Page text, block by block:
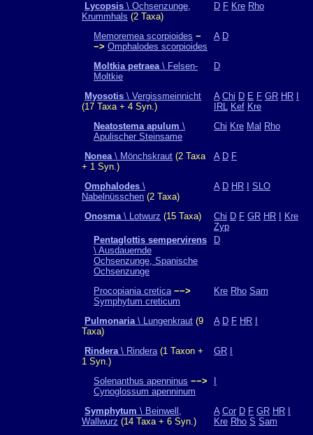
Lycopsis \ Ochsenzunge,
Krummhals (2 Taxa)
D F Kre Rho
Memoremea scorpioides −
−> Omphalodes scorpioides
A D
Moltkia petraea\ Felsen-
Moltkie
D
Myosotis \ Vergissmeinnicht
(17 Taxa + 4 Syn.)
A Chi D E F GR HR
IRL Kef Kre
Neatostema apulum \
Apulischer Steinsame
Chi Kre Mal Rho
Nonea\ Mönchskraut (2 Taxa
+ 1 Syn.)
A D F
Omphalodes \
Nabelnüsschen (2 Taxa)
A D HR SLO
Onosma\ Lotwurz (15 Taxa) Chi D F GR HR
Kre
Zyp
Pentaglottis sempervirens
\ Ausdauernde
Ochsenzunge, Spanische
Ochsenzunge
D
Procopiania cretica −−>
Symphytum creticum
Kre Rho Sam
Pulmonaria\ Lungenkraut (9
Taxa)
A D F HR
Rindera\ Rindera(1 Taxon +
1 Syn.)
GR
Solenanthus apenninus −−>
Cynoglossum apenninum
Symphytum \ Beinwell,
Wallwurz (14 Taxa + 6 Syn.)
A Cor D F GR HR
Kre Rho S Sam